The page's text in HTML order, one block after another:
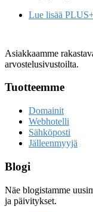
Lue lisää
Asiakkaamme
arvostelusivustoilta.
Tuotteemme
Domainit
Webhotelli
Sähköposti
Jälleenmyyjä
Blogi
Näe blogistamme
ja päivitykset.